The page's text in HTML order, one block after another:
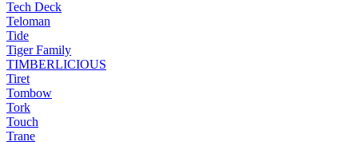
Tech Deck
Teloman
Tide
Tiger Family
TIMBERLICIOUS
Tiret
Tombow
Tork
Touch
Trane